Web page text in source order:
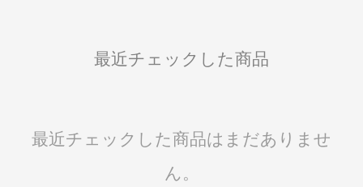
最近チェックした商品
最近チェックした商品はまだありませ
ん。